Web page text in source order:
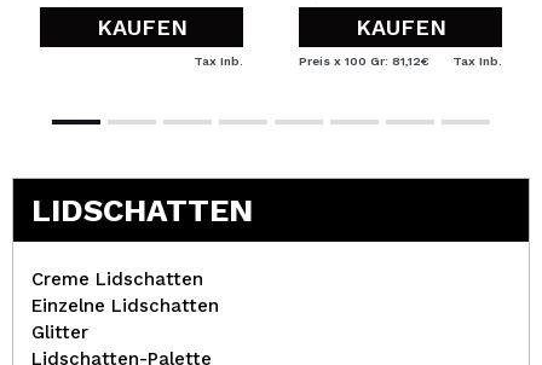
KAUFEN
Tax Inb.
KAUFEN
Preis x 100 Gr: 81,12€ Tax Inb.
LIDSCHATTEN
Creme Lidschatten
Einzelne Lidschatten
Glitter
Lidschatten-Palette